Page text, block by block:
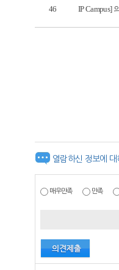
46 IP Campus]
열람하신 정보에
매우만족 만족